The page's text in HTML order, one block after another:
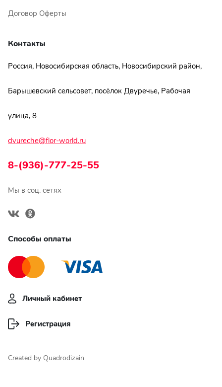
Договор Оферты
Контакты
Россия, Новосибирская область, Новосибирский район,
Барышевский сельсовет, посёлок Двуречье, Рабочая
улица, 8
dvureche@flor-world.ru
8-(936)-777-25-55
Мы в соц. сетях
Способы оплаты
Личный кабинет
Регистрация
Created by Quadrodizain